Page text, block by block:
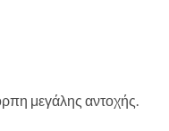
μεγάλης αντοχής.